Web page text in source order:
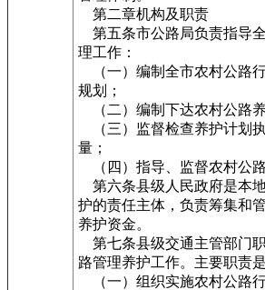
第二章机构及职责
第五条市公路局负责指导
理工作：
（一）编制全市农村公路
规划；
（二）编制下达农村公路
（三）监督检查养护计划
量；
（四）指导、监督农村公路
第六条县级人民政府是本
护的责任主体，负责筹集和
养护资金。
第七条县级交通主管部门
路管理养护工作。主要职责是
（一）组织实施农村公路